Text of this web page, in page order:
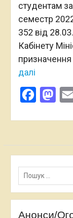
студентам
семестр
352 від
Кабінету
призначення
далі
Пошук:
Анонси/